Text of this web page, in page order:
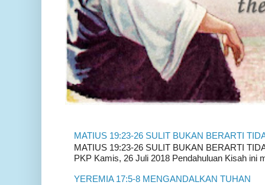
MATIUS 19:23-26 SULIT BUKAN BERARTI
MATIUS 19:23-26 SULIT BUKAN BERARTI
PKP Kamis, 26 Juli 2018 Pendahuluan Kisah ini
YEREMIA 17:5-8 MENGANDALKAN TUHAN